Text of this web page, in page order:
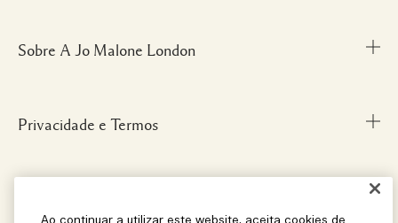
Personal Shopper
Descubra uma Fragrância
Glossário de Ingredientes
Sobre A Jo Malone London
Nossa História
Privacidade e Termos